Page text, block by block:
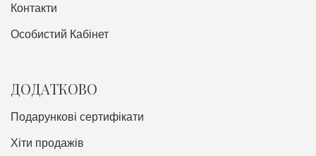
Контакти
Особистий Кабінет
ДОДАТКОВО
Подарункові сертифікати
Хіти продажів